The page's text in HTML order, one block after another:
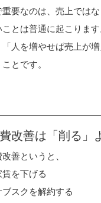
重要なのは、売上ではな
ことは普通に起こりま
人を増やせば売上が
とです。
改善は「削る」
善というと、
賃を下げる
ブスクを解約する